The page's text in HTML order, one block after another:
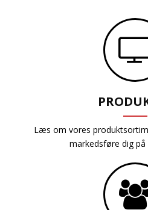
Læs om vores
markedsføre dig på